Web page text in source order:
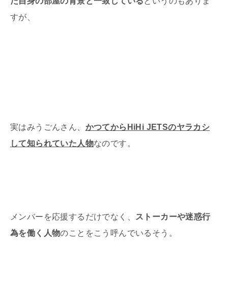
すが、
実はみうごんさん、 かつてからHiHi JETSのヤラカシ
して知られていた人物なのです。
メンバーを応援するだけでなく、
ストーカーや迷惑行
為を働く人物のことをこう呼んでいるそう。